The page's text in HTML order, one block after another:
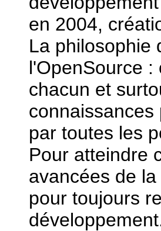
en 2004,
La philosophie
l'OpenSource
chacun et
par toutes les
Pour atteindre
avancées de
pour toujours